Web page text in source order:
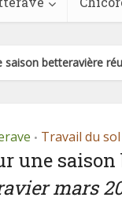
betteravière
• Travail du sol
une
mars